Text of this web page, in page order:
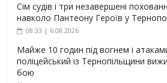
Сім судів і три незавершені
навколо Пантеону Героїв у
08:33 | 6.08.2026
Майже 10 годин під вогнем і
поліцейський із Тернопільщини
бою